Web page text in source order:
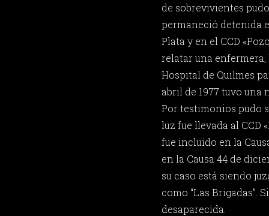
de sobrevivientes
permaneció detenida
Plata y en el CCD
relatar una
Hospital de Quilmes
abril de 1977 tuvo una
Por testimonios pudo
luz fue llevada al CCD
fue incluido en la
en la Causa 44 de
su caso está siendo
como “Las Brigadas”.
desaparecida.